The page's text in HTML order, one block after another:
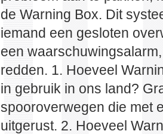
de Warning Box. Dit
iemand een gesloten
een
redden. 1. Hoeveel
in gebruik in ons land?
spooroverwegen die met
uitgerust. 2. Hoeveel